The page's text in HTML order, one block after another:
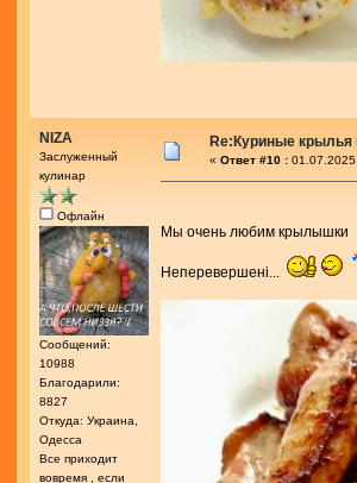
NIZA
Заслуженный
кулинар
Офлайн
Сообщений:
10988
Благодарили:
8827
Откуда: Украина,
Одесса
Все приходит
вовремя , если
Re:Куриные крылья
« Ответ #10 :
Мы очень любим крылышки
Неперевершені...